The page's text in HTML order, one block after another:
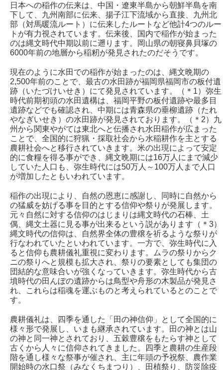
日本への稲作の伝来は、中国・遼東半島から朝鮮半島を南
下して、九州南部に伝来、揚子江下流域から直接、九州北
部（対馬暖流ルート）に伝来したルートなど他計4つのルー
トが有力視されています。伝来後、国内で稲作が始まった
のは縄文時代中期以前に遡ります。岡山県の朝寝鼻貝塚の
6000年前の地層から稲籾が発見されたのだそうです。
現在のように水田での稲作が始まったのは、縄文晩期の
2,500年前のことで、最古の水田跡が福岡県福岡市の板付遺
跡（いたづけいせき）にて発見されています。（＊1）弥生
時代前期初頭の水田遺構は、福岡平野の板付遺跡や最多目
遺跡などでも確認され、中期には青森県の垂柳遺跡（たれ
やなぎいせき）の水田跡が発見されております。（＊2）九
州から関東やがては東北へと伝播され水田稲作が広まった
ことで、全国的に狩猟・採取社会から水稲耕作を主とする
農耕社会へと移行されていきます。米の出現によって安定
的に食糧を得る事ができ、縄文晩期には16万人にまで減少
していた人口も、弥生時代には50万人～100万人まで人口
が増加したともいわれています。
稲作の出現により、自然の恩恵に感謝し、同時に自然から
の猛威を妨げる事を目的とする信仰や祭りが発展します。
元々自然に対する信仰のはじまりは縄文時代の石棒、土
偶、縄文土器に見る事が出来るという説があります（＊3）
縄文時代の信仰は、自然界全体の豊穣を祈るような祭りが
行なわれていたといわれています。一方で、弥生時代に入
ると信仰も農耕儀礼重視に変わります。ムラの祭りからク
ニの祭りへと規模も拡大され、祭りの要素としても集団の
団結的な意味合いが強くなっていきます。弥生時代から古
墳時代の田んぼの遺跡からは鳥型や舟形の木製品が発見さ
れ、これらは稲魂を運ぶものと考えられているとのことで
す。
農耕儀礼は、四季を通した「田の神信仰」として全国的に
様々形で発展し、いまも継承されています。田の神とは山
の神と同一神とされており、五穀豊穣をもたらす神として
古くから人々に信仰されてきました。四季と農耕の生産段
階を通し様々な祭事が催され、主に年頭の予祝祭、農作業
開始時の水口祭（みなくちまつり）、田植祭り、防災除疫